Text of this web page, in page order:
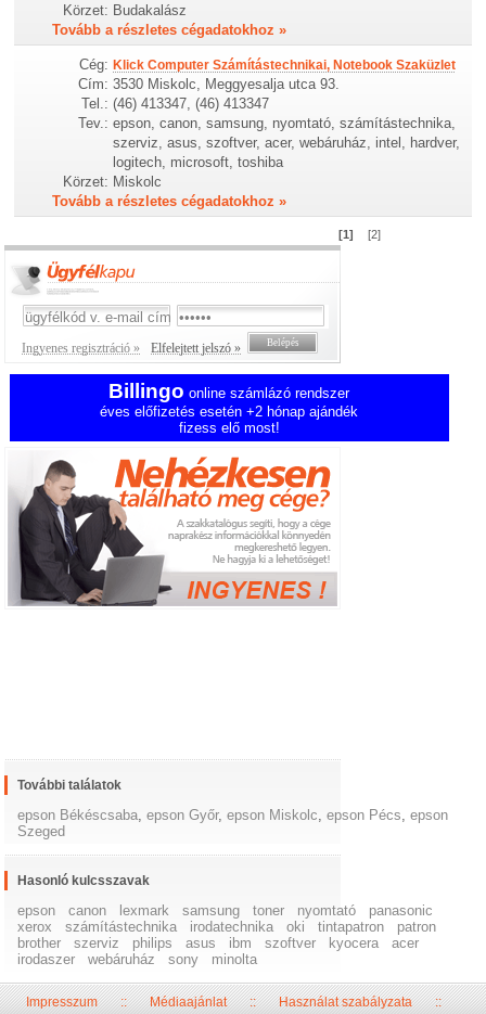
Körzet: Budakalász
Tovább a részletes cégadatokhoz »
Cég: Klick Computer Számítástechnikai, Notebook Szaküzlet
Cím: 3530 Miskolc, Meggyesalja utca 93.
Tel.: (46) 413347, (46) 413347
Tev.: epson, canon, samsung, nyomtató, számítástechnika,
szerviz, asus, szoftver, acer, webáruház, intel, hardver,
logitech, microsoft, toshiba
Körzet: Miskolc
Tovább a részletes cégadatokhoz »
[1] [2]
Ingyenes regisztráció » Elfelejtett jelszó »
Billingo online számlázó rendszer
éves előfizetés esetén +2 hónap ajándék
fizess elő most!
További találatok
epson Békéscsaba,epson Győr,epson Miskolc,epson Pécs,epson
Szeged
Hasonló kulcsszavak
epson canon lexmark samsung toner nyomtató
panasonic
xerox
számítástechnika irodatechnika oki tintapatron
patron
brother
szerviz philips asus ibm szoftver kyocera
acer
irodaszer
webáruház sony minolta
Impresszum::Médiaajánlat::Használat szabályzata::